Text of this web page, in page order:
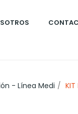
- Línea Medi KIT